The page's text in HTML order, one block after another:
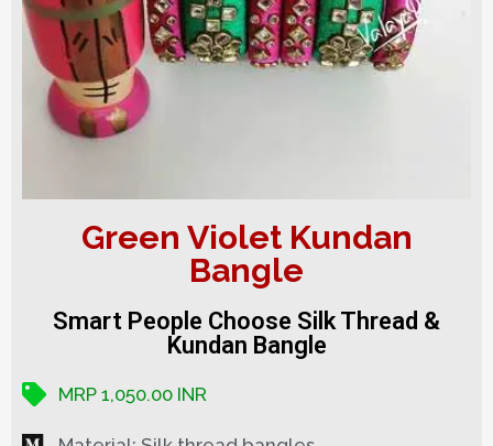
Green Violet Kundan
Bangle
Smart People Choose Silk Thread &
Kundan Bangle
MRP 1,050.00 INR